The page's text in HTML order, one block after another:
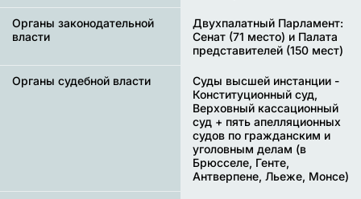
Органы законодательной
власти
Двухпалатный Парламент:
Сенат (71 место) и Палата
представителей (150 мест)
Органы судебной власти
Суды высшей инстанции -
Конституционный суд,
Верховный кассационный
суд + пять апелляционных
судов по гражданским и
уголовным делам (в
Брюсселе, Генте,
Антверпене, Льеже, Монсе)